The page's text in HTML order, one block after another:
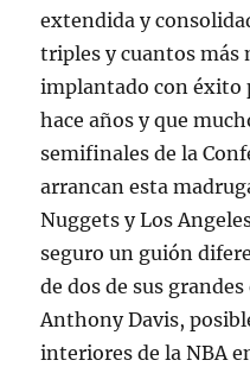
extendida y
triples y cuantos más
implantado con éxito
hace años y que
semifinales de la
arrancan esta
Nuggets y Los
seguro un guión
de dos de sus
Anthony Davis,
interiores de la NBA